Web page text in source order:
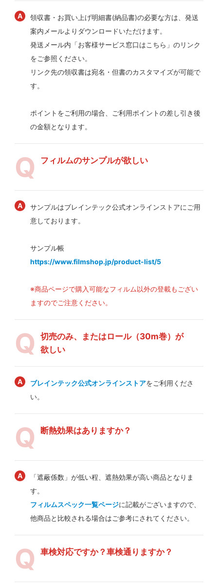
領収書・お買い上げ明細書(納品書)の必要な方は、発送
案内メールよりダウンロードいただけます。
発送メール内「お客様サービス窓口はこちら」のリンク
をご参照ください。
リンク先の領収書は宛名・但書のカスタマイズが可能で
す。
ポイントをご利用の場合、ご利用ポイントの差し引き後
の金額となります。
フィルムのサンプルが欲しい
サンプルはブレインテック公式オンラインストアにご用
意しております。
サンプル帳
https://www.filmshop.jp/product-list/5
※商品ページで購入可能なフィルム以外の登載もござい
ますのでご注意ください。
切売のみ、またはロール（30m巻）が
欲しい
ブレインテック公式オンラインストアをご利用くださ
い。
断熱効果はありますか？
「遮蔽係数」が低い程、遮熱効果が高い商品となりま
す。
フィルムスペック一覧ページに記載がございますので、
他商品と比較される場合はご参考にされてください。
車検対応ですか？車検通りますか？